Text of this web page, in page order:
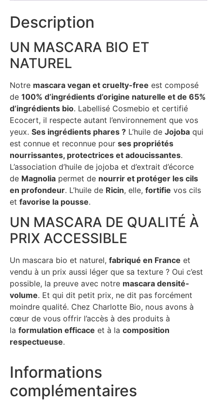
Description
UN MASCARA BIO ET
NATUREL
Notre mascara vegan et cruelty-free est composé
de 100% d’ingrédients d’origine naturelle et de 65%
d’ingrédients bio. Labellisé Cosmebio et certifié
Ecocert, il respecte autant l’environnement que vos
yeux. Ses ingrédients phares ? L’huile de Jojoba qui
est connue et reconnue pour ses propriétés
nourrissantes, protectrices et adoucissantes.
L’association d’huile de jojoba et d’extrait d’écorce
de Magnolia permet de nourrir et protéger les cils
en profondeur. L’huile de Ricin, elle, fortifie vos cils
et favorise la pousse.
UN MASCARA DE QUALITÉ À
PRIX ACCESSIBLE
Un mascara bio et naturel, fabriqué en France et
vendu à un prix aussi léger que sa texture ? Oui c’est
possible, la preuve avec notre mascara densité-
volume. Et qui dit petit prix, ne dit pas forcément
moindre qualité. Chez Charlotte Bio, nous avons à
cœur de vous offrir l’accès à des produits à
la formulation efficace et à la composition
respectueuse.
Informations
complémentaires